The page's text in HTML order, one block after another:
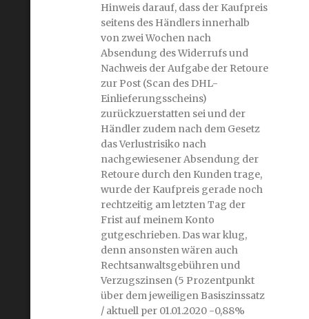
Hinweis darauf, dass der Kaufpreis
seitens des Händlers innerhalb
von zwei Wochen nach
Absendung des Widerrufs und
Nachweis der Aufgabe der Retoure
zur Post (Scan des DHL-
Einlieferungsscheins)
zurückzuerstatten sei und der
Händler zudem nach dem Gesetz
das Verlustrisiko nach
nachgewiesener Absendung der
Retoure durch den Kunden trage,
wurde der Kaufpreis gerade noch
rechtzeitig am letzten Tag der
Frist auf meinem Konto
gutgeschrieben. Das war klug,
denn ansonsten wären auch
Rechtsanwaltsgebühren und
Verzugszinsen (5 Prozentpunkt
über dem jeweiligen Basiszinssatz
/ aktuell per 01.01.2020 -0,88%